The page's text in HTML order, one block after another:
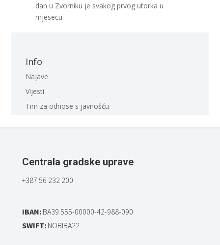
dan u Zvorniku je svakog prvog utorka u
mjesecu.
Info
Najave
Vijesti
Tim za odnose s javnošću
Centrala gradske uprave
+387 56 232 200
IBAN:BA39 555-00000-42-988-090
SWIFT:NOBIBA22